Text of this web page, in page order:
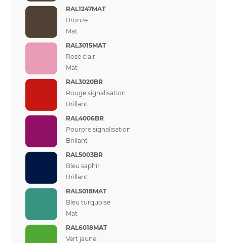
RAL1247MAT
Bronze
Mat
RAL3015MAT
Rose clair
Mat
RAL3020BR
Rouge signalisation
Brillant
RAL4006BR
Pourpre signalisation
Brillant
RAL5003BR
Bleu saphir
Brillant
RAL5018MAT
Bleu turquoise
Mat
RAL6018MAT
Vert jaune